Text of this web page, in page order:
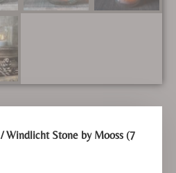
/ Windlicht Stone by Mooss (7